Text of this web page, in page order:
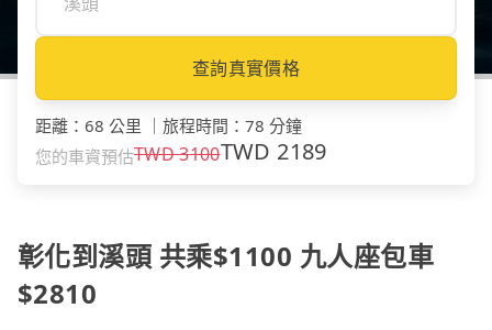
查詢真實價格
距離 ： 68 公里 旅程時間 ： 78 分鐘
您的車資預估TWD3100TWD 2189
彰化到溪頭 共乘$1100 九人座包車
$2810